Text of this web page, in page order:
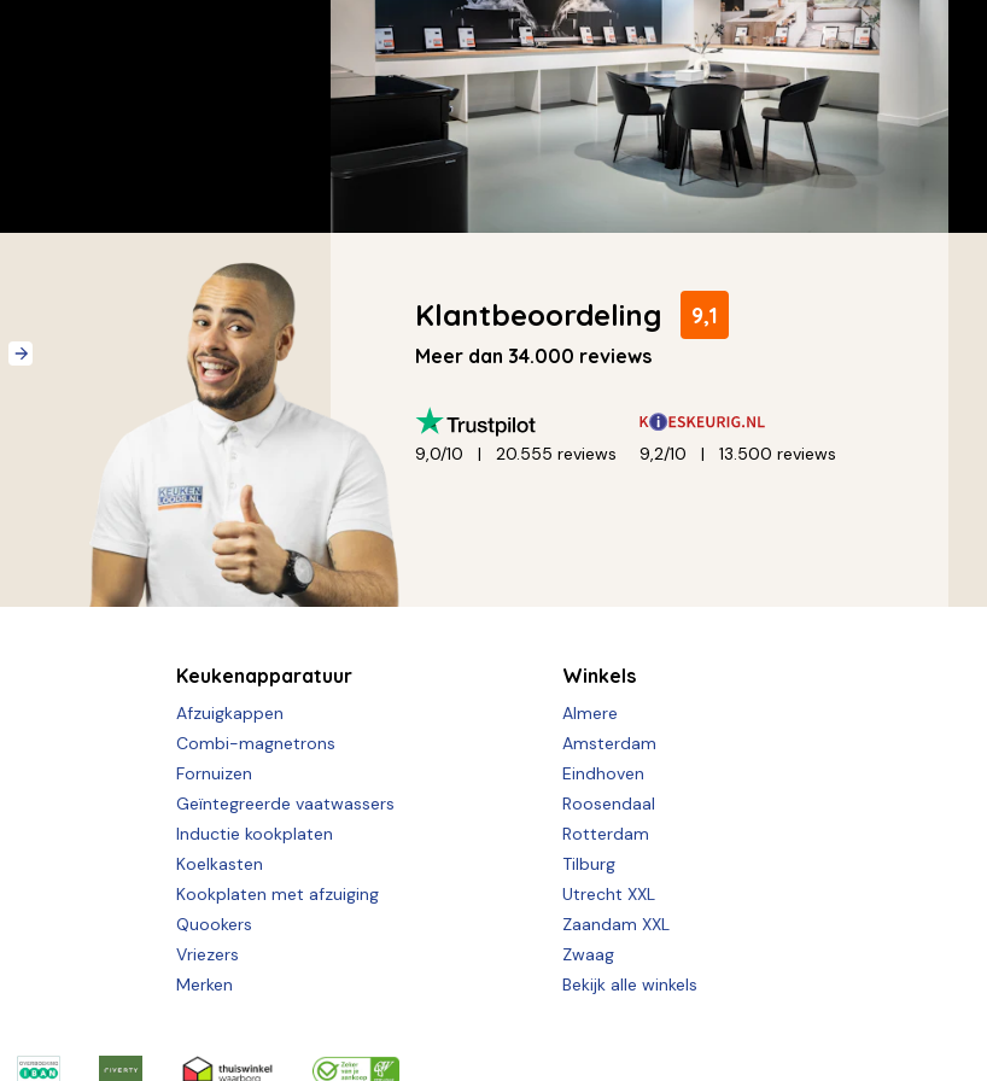
Klantbeoordeling 9,1
Meer dan 34.000 reviews
9,0/10 20.555 reviews 9,2/10 13.500 reviews
Keukenapparatuur
Afzuigkappen
Combi-magnetrons
Fornuizen
Geïntegreerde vaatwassers
Inductie kookplaten
Koelkasten
Kookplaten met afzuiging
Quookers
Vriezers
Merken
Winkels
Almere
Amsterdam
Eindhoven
Roosendaal
Rotterdam
Tilburg
Utrecht XXL
Zaandam XXL
Zwaag
Bekijk alle winkels